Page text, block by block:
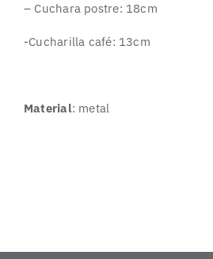
– Cuchara postre: 18cm
-Cucharilla café: 13cm
Material: metal